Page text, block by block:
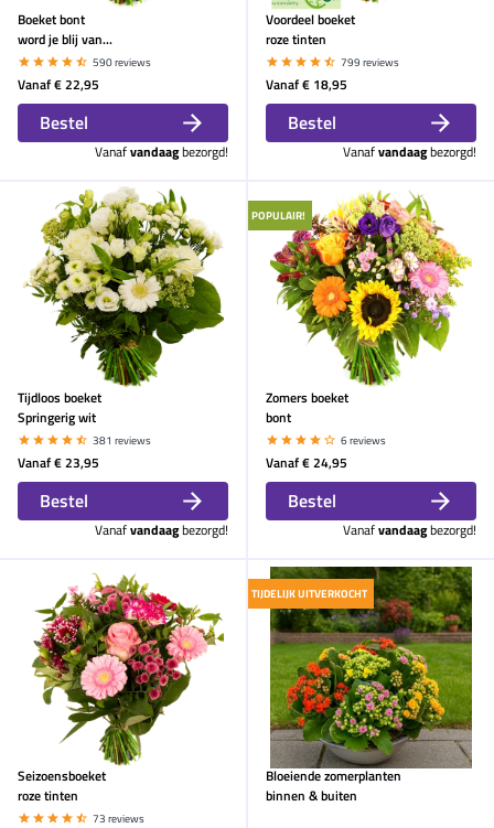
Boeket bont
word je blij van...
590 reviews
Vanaf€ 22,95
Bestel
Vanafvandaagbezorgd!
Voordeel boeket
roze tinten
799 reviews
Vanaf€ 18,95
Bestel
Vanafvandaagbezorgd!
Tijdloos boeket
Springerig wit
381 reviews
Vanaf€ 23,95
Bestel
Vanafvandaagbezorgd!
POPULAIR!
Zomers boeket
bont
6 reviews
Vanaf€ 24,95
Bestel
Vanafvandaagbezorgd!
Seizoensboeket
roze tinten
73 reviews
TIJDELIJK UITVERKOCHT
Bloeiende zomerplanten
binnen & buiten